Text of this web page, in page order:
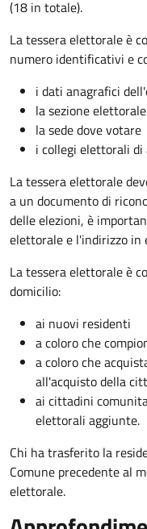
(18 in totale).
La tessera elettorale è
numero identificativi e
i dati anagrafici
la sezione
la sede dove votare
i collegi elettorali di
La tessera elettorale
a un documento di
delle elezioni, è
elettorale e l'indirizzo in
La tessera elettorale è
domicilio:
ai nuovi residenti
a coloro che
a coloro che
all'acquisto della
ai cittadini
elettorali aggiunte.
Chi ha trasferito la
Comune precedente al
elettorale.